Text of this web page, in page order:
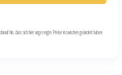
hin, dass sich hier angezeigte Preise inzwischen geändert haben